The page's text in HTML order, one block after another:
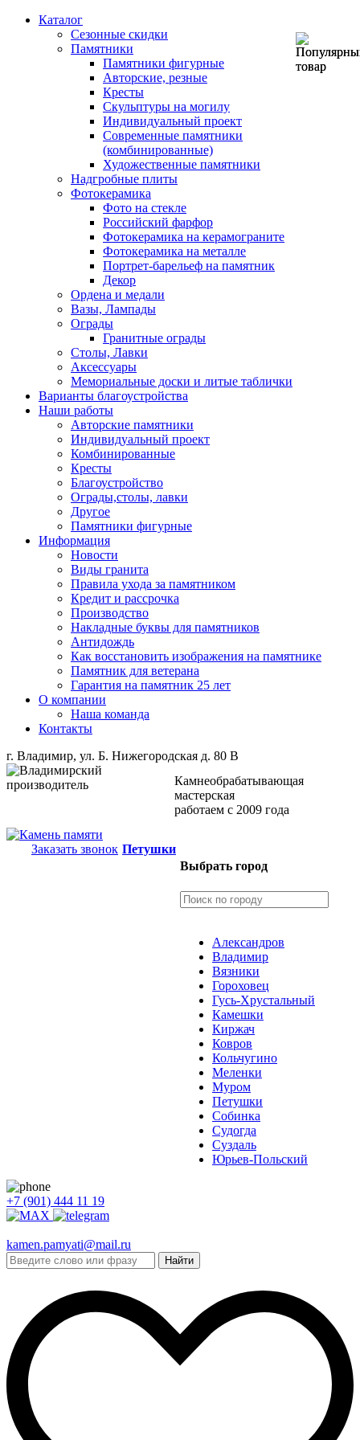
Каталог
Сезонные скидки
Памятники
Памятники фигурные
Авторские, резные
Кресты
Скульптуры на могилу
Индивидуальный проект
Современные памятники
(комбинированные)
Художественные памятники
Надгробные плиты
Фотокерамика
Фото на стекле
Российский фарфор
Фотокерамика на керамограните
Фотокерамика на металле
Портрет-барельеф на памятник
Декор
Ордена и медали
Вазы, Лампады
Ограды
Гранитные ограды
Столы, Лавки
Аксессуары
Мемориальные доски и литые таблички
Варианты благоустройства
Наши работы
Авторские памятники
Индивидуальный проект
Комбинированные
Кресты
Благоустройство
Ограды,столы, лавки
Другое
Памятники фигурные
Информация
Новости
Виды гранита
Правила ухода за памятником
Кредит и рассрочка
Производство
Накладные буквы для памятников
Антидождь
Как восстановить изображения на памятнике
Памятник для ветерана
Гарантия на памятник 25 лет
О компании
Наша команда
Контакты
г. Владимир, ул. Б. Нижегородская д. 80 В
Камнеобрабатывающая
мастерская
работаем с 2009 года
Заказать звонок Петушки
Выбрать город
Александров
Владимир
Вязники
Гороховец
Гусь-Хрустальный
Камешки
Киржач
Ковров
Кольчугино
Меленки
Муром
Петушки
Собинка
Судогда
Суздаль
Юрьев-Польский
+7 (901) 444 11 19
kamen.pamyati@mail.ru